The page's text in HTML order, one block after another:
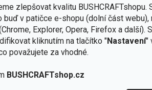
zlepšovat kvalitu BUSHCRAFTshopu.
v patičce e-shopu (dolní část webu),
Explorer, Opera, Firefox a další).
kliknutím na tlačítko "Nastavení"
považujete za vhodné.
BUSHCRAFTshop.cz
v
ý
p
i
s
Facebook
Všechny novinky na
Instagram
Zážitky z našich výprav
Užitečné recenze a návody